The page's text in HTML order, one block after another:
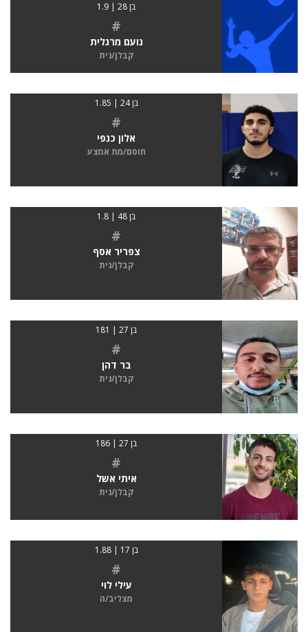
בן 28 | 1.9
#
נועם מרגלית
קבלן/נית
בן 24 | 1.85
#
אלון כנפי
חוסם/מת אמצע
בן 48 | 1.8
#
צפריר אסף
קבלן/נית
בן 27 | 181
#
בר דהן
קבלן/נית
בן 27 | 186
#
איתי אשל
קבלן/נית
בן 17 | 1.88
#
עילי לוי
מצליב/ה